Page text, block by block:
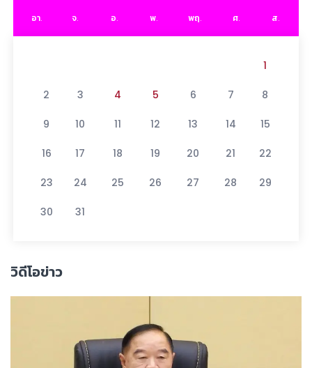
อา. จ. อ. พ. พฤ. ศ. ส.
1
2 3 4 5 6 7 8
9 10 11 12 13 14 15
16 17 18 19 20 21 22
23 24 25 26 27 28 29
30 31
วิดีโอข่าว